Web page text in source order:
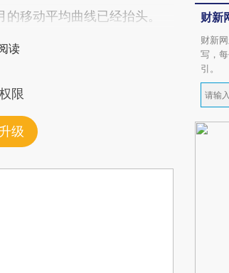
移动平均曲线已经抬头。
读
限
级
财新
财新
写，
引。